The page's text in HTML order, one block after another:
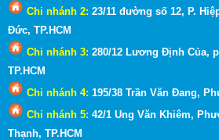
Chi nhánh 2: 23/11 đường số 12, P.
Đức, TP.HCM
Chi nhánh 3: 280/12 Lương Định Của,
TP.HCM
Chi nhánh 4: 195/38 Trần Văn Đang,
Chi nhánh 5: 42/1 Ung Văn Khiêm,
Thạnh, TP.HCM